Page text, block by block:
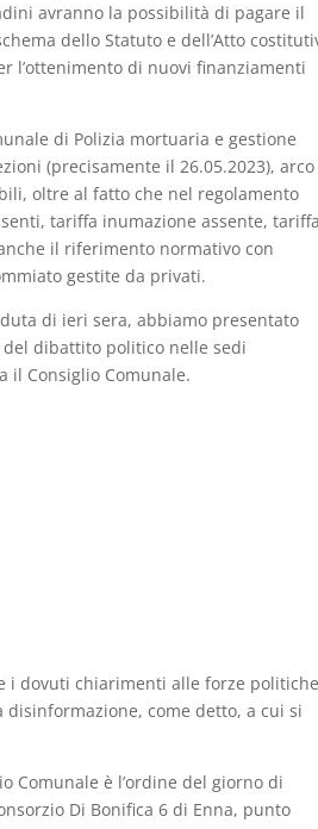
avranno la possibilità di pagare il
dello Statuto e dell’Atto
l’ottenimento di nuovi finanziamenti
di Polizia mortuaria e gestione
(precisamente il 26.05.2023),
oltre al fatto che nel regolamento
tariffa inumazione assente, tariffa
il riferimento normativo con
gestite da privati.
di ieri sera, abbiamo presentato
dibattito politico nelle sedi
il Consiglio Comunale.
i dovuti chiarimenti alle forze
come detto, a cui si
Comunale è l’ordine del giorno di
Di Bonifica 6 di Enna, punto